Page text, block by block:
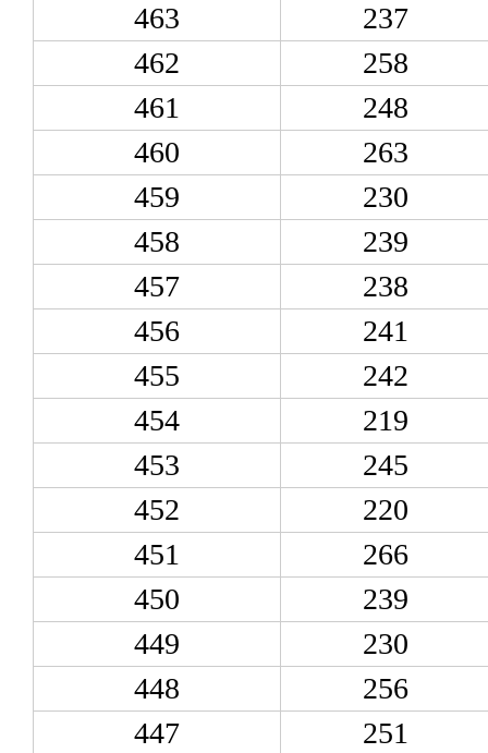
463
237
462
258
461
248
460
263
459
230
458
239
457
238
456
241
455
242
454
219
453
245
452
220
451
266
450
239
449
230
448
256
447
251